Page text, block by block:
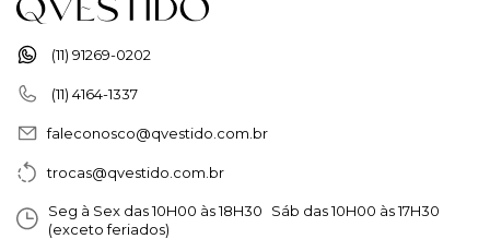
(11) 91269-0202
(11) 4164-1337
faleconosco@qvestido.com.br
trocas@qvestido.com.br
Seg à Sex das 10H00 às 18H30 Sáb das 10H00 às 17H30
(exceto feriados)